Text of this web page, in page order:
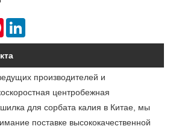
Pinterest
производителей и
центробежная
для сорбата калия в Китае, мы
поставке высококачественной